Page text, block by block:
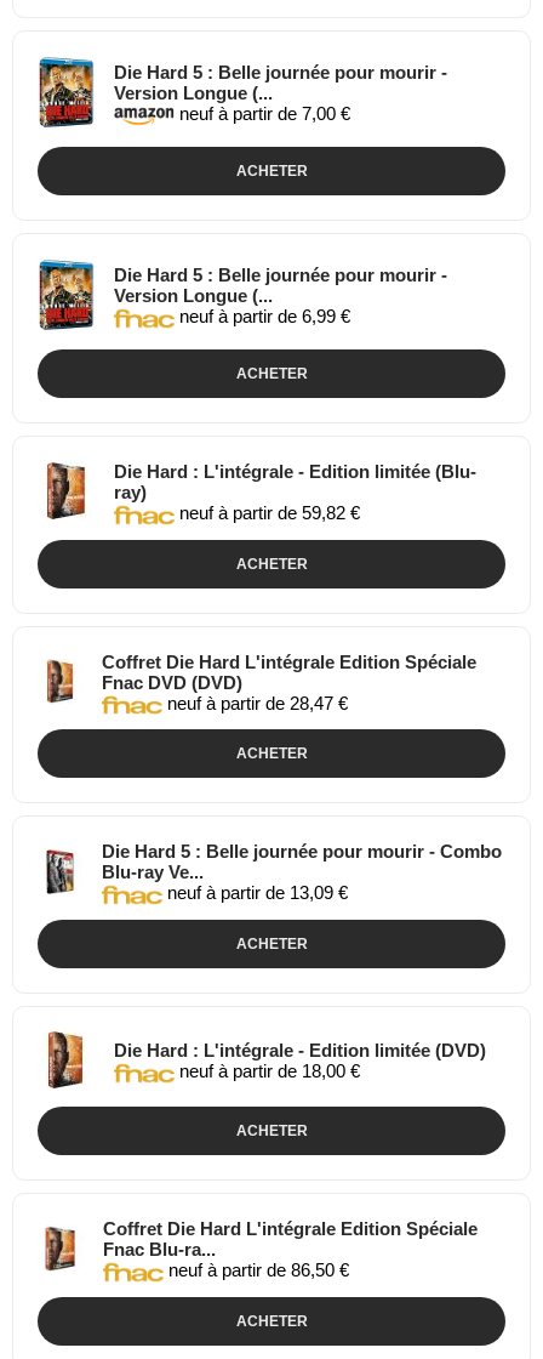
Die Hard 5 : Belle journée pour mourir -
Version Longue (...
neuf à partir de 7,00 €
ACHETER
Die Hard 5 : Belle journée pour mourir -
Version Longue (...
neuf à partir de 6,99 €
ACHETER
Die Hard : L'intégrale - Edition limitée (Blu-
ray)
neuf à partir de 59,82 €
ACHETER
Coffret Die Hard L'intégrale Edition Spéciale
Fnac DVD (DVD)
neuf à partir de 28,47 €
ACHETER
Die Hard 5 : Belle journée pour mourir - Combo
Blu-ray Ve...
neuf à partir de 13,09 €
ACHETER
Die Hard : L'intégrale - Edition limitée (DVD)
neuf à partir de 18,00 €
ACHETER
Coffret Die Hard L'intégrale Edition Spéciale
Fnac Blu-ra...
neuf à partir de 86,50 €
ACHETER